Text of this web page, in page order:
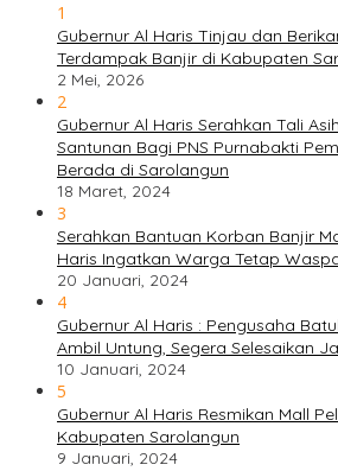
1
Gubernur Al Haris Tinjau dan
Terdampak Banjir di Kabupaten
2 Mei, 2026
2
Gubernur Al Haris Serahkan Tali
Santunan Bagi PNS Purnabakti
Berada di Sarolangun
18 Maret, 2024
3
Serahkan Bantuan Korban Banjir
Haris Ingatkan Warga Tetap
20 Januari, 2024
4
Gubernur Al Haris : Pengusaha
Ambil Untung, Segera Selesaikan
10 Januari, 2024
5
Gubernur Al Haris Resmikan Mall
Kabupaten Sarolangun
9 Januari, 2024